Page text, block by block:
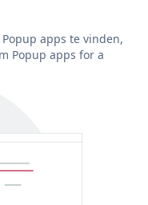
apps te vinden,
Popup apps for a